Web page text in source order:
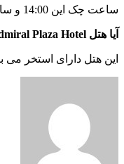
ساعت چک این 14:00 و ساعت ک اوت 12:00 می باشد .
آیا هتل Admiral Plaza Hotel استخر دارد ؟
این هتل دارای استخر می